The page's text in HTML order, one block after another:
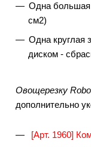
Одна большая
см2)
Одна круглая
диском -
Овощерезку
дополнительно
[Арт. 1960]